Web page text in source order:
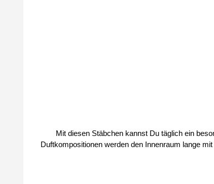
Mit diesen Stäbchen kannst Du täglich ein
Duftkompositionen werden den Innenraum lange mit einem